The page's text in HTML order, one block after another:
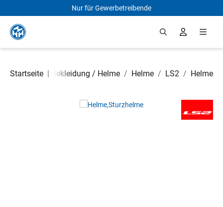
Zum Hauptinhalt springen
Nur für Gewerbetreibende
Startseite |
Rollerteile Bekleidung / Helme / Helme / LS2 / Helme
Bildergalerie überspringen